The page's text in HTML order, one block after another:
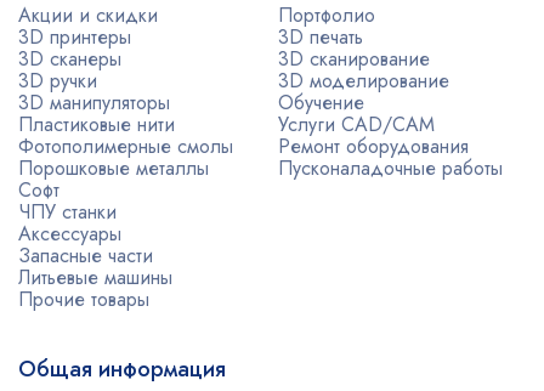
Акции и скидки
3D принтеры
3D сканеры
3D ручки
3D манипуляторы
Пластиковые нити
Фотополимерные смолы
Порошковые металлы
Софт
ЧПУ станки
Аксессуары
Запасные части
Литьевые машины
Прочие товары
Портфолио
3D печать
3D сканирование
3D моделирование
Обучение
Услуги CAD/CAM
Ремонт оборудования
Пусконаладочные работы
Общая информация